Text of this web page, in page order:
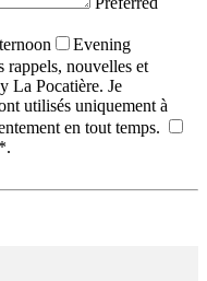
Evening
rappels, nouvelles et
La Pocatière. Je
utilisés uniquement à
en tout temps.
*.